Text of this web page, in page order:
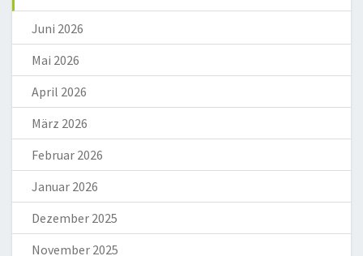
Juni 2026
Mai 2026
April 2026
März 2026
Februar 2026
Januar 2026
Dezember 2025
November 2025